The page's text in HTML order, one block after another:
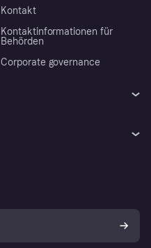
Kontakt
Kontaktinformationen für
Behörden
Corporate governance